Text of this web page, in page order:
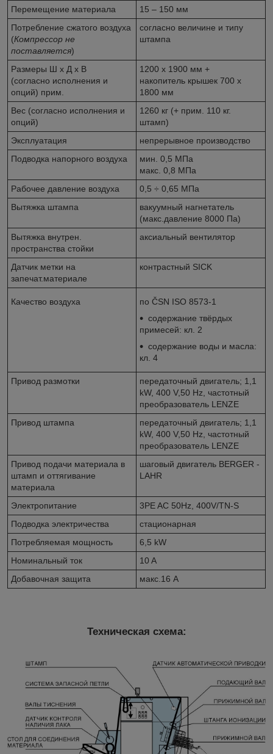
Перемещение материала
15 – 150 мм
Потребление сжатого воздуха
(Компрессор не
поставляется)
согласно величине и типу
штампа
Размеры Ш x Д x В
(согласно исполнения и
опций) прим.
1200 x 1900 мм +
накопитель крышек 700 x
1800 мм
Вес (согласно исполнения и
опций)
1260 кг (+ прим. 110 кг.
штамп)
Эксплуатация
непрерывное производство
Подводка напорного воздуха
мин. 0,5 МПа
макс. 0,8 МПа
Рабочее давление воздуха
0,5 ÷ 0,65 МПа
Вытяжка штампа
вакуумный нагнетатель
(макс.давление 8000 Па)
Вытяжка внутрен.
пространства стойки
аксиальный вентилятор
Датчик метки на
запечат.материале
контрастный SICK
Качество воздуха
по ČSN ISO 8573-1
содержание твёрдых
примесей: кл. 2
содержание воды и масла:
кл. 4
Привод размотки
передаточный двигатель; 1,1
kW, 400 V,50 Hz, частотный
преобразователь LENZE
Привод штампа
передаточный двигатель; 1,1
kW, 400 V,50 Hz, частотный
преобразователь LENZE
Привод подачи материала в
штамп и оттягивание
материала
шаговый двигатель BERGER -
LAHR
Электропитание
3PE AC 50Hz, 400V/TN-S
Подводка электричества
стационарная
Потребляемая мощность
6,5 kW
Номинальный ток
10 A
Добавочная защита
макс.16 A
Техническая схема: